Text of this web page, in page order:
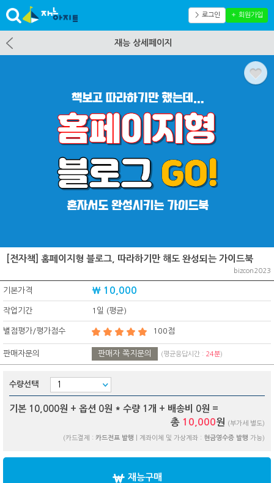
＞ 로그인 ＋ 회원가입
재능 상세페이지
[전자책] 홈페이지형 블로그, 따라하기만 해도 완성되는 가이드북
bizcon2023
기본가격 ₩ 10,000
작업기간 1일 (평균)
별점평가/평가점수 100점
판매자문의 판매자 쪽지문의 (평균응답시간 : 24분)
수량선택
기본 10,000원 + 옵션 0원 * 수량 1 개 + 배송비 0원 =
총 10,000원 (부가세 별도)
(카드결제 : 카드전표 발행 | 계좌이체 및 가상계좌 : 현금영수증 발행 가능)
재능구매